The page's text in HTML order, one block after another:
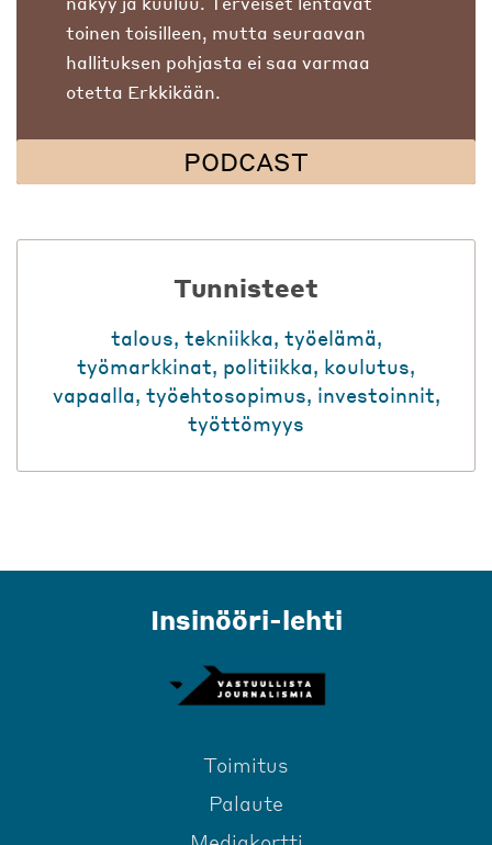
toinen toisilleen, mutta seuraavan
hallituksen pohjasta ei saa varmaa
otetta Erkkikään.
PODCAST
Tunnisteet
talous, tekniikka, työelämä,
työmarkkinat, politiikka, koulutus,
vapaalla, työehtosopimus, investoinnit,
työttömyys
Insinööri-lehti
Toimitus
Palaute